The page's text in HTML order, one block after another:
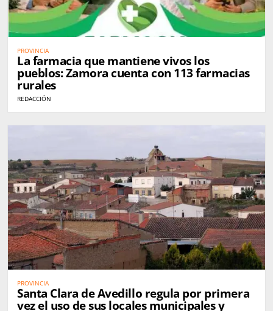
PROVINCIA
La farmacia que mantiene vivos los
pueblos: Zamora cuenta con 113 farmacias
rurales
REDACCIÓN
PROVINCIA
Santa Clara de Avedillo regula por primera
vez el uso de sus locales municipales y